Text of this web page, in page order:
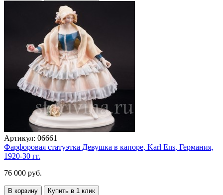
Артикул: 06661
Фарфоровая статуэтка Девушка в капоре, Karl Ens, Германия,
1920-30 гг.
76 000 руб.
В корзину Купить в 1 клик